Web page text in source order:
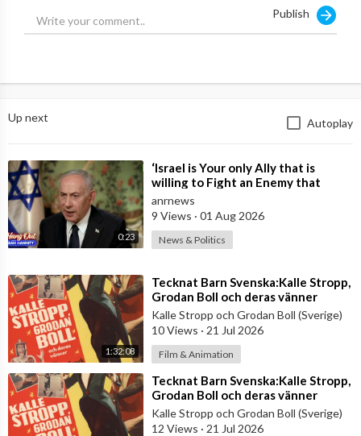
Publish
Up next Autoplay
0:23
⁣‘Israel is Your only Ally that is
willing to Fight an Enemy that
Chants Death to America and that
is
anrnews
9 Views · 01 Aug 2026
News & Politics
1:32:08
⁣Tecknat Barn Svenska:Kalle Stropp,
Grodan Boll och deras vänner
(1956) DVDRIPPEN (Svenska) Hela
Film
Kalle Stropp och Grodan Boll (Sverige)
10 Views · 21 Jul 2026
Film & Animation
⁣Tecknat Barn Svenska:Kalle Stropp,
Grodan Boll och deras vänner
(1956) DVDRIPPEN (Svenska) Hela
Film
Kalle Stropp och Grodan Boll (Sverige)
12 Views · 21 Jul 2026